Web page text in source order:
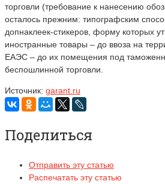
торговли (требование к нанесению
осталось прежним: типографским
допнаклеек-стикеров, форму которых
иностранные товары – до ввоза на
ЕАЭС – до их помещения под
беспошлинной торговли.
Источник: garant.ru
Поделиться
Отправить эту статью
Распечатать эту статью